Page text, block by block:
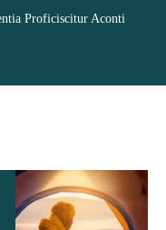
Proficiscitur Aconti